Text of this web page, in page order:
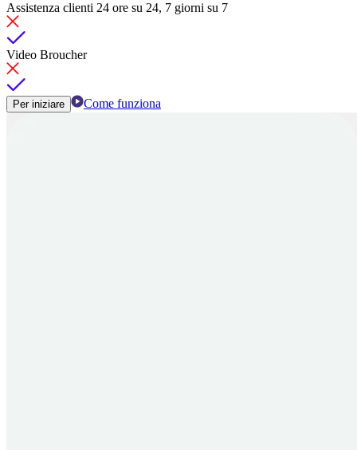
Assistenza clienti 24 ore su 24, 7 giorni su 7
Video Broucher
Per iniziare Come funziona